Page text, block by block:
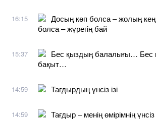
16:15
Досың көп болса – жолың
болса – жүрегің бай
15:37
Бес қыздың балалығы… Бес
бақыт…
14:59 Тағдырдың үнсіз ізі
14:59 Тағдыр – менің өмірімнің